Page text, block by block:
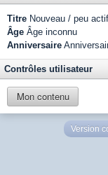
Titre Nouveau / peu actif
Âge Âge inconnu
Anniversaire
Contrôles utilisateur
Mon contenu
Version